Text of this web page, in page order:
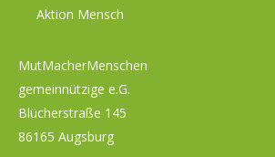
Aktion Mensch
MutMacherMenschen
gemeinnützige e.G.
Blücherstraße 145
86165 Augsburg